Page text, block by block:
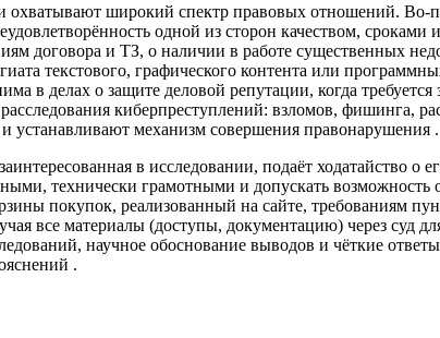
охватывают широкий спектр правовых отношений.
одной из сторон качеством,
договора и ТЗ, о наличии в работе существенных
текстового, графического контента или
в делах о защите деловой репутации, когда
киберпреступлений: взломов, фишинга,
устанавливают механизм совершения правонарушения .
в исследовании, подаёт ходатайство о
технически грамотными и допускать возможность
покупок, реализованный на сайте, требованиям
все материалы (доступы, документацию) через суд
научное обоснование выводов и чёткие
.